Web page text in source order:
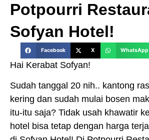
Potpourri
Sofyan Hotel!
Facebook X WhatsApp
Hai Kerabat Sofyan!
Sudah tanggal 20 nih.. kantong
kering dan sudah mulai bosen
itu-itu saja? Tidak usah khawatir
hotel bisa tetap dengan harga